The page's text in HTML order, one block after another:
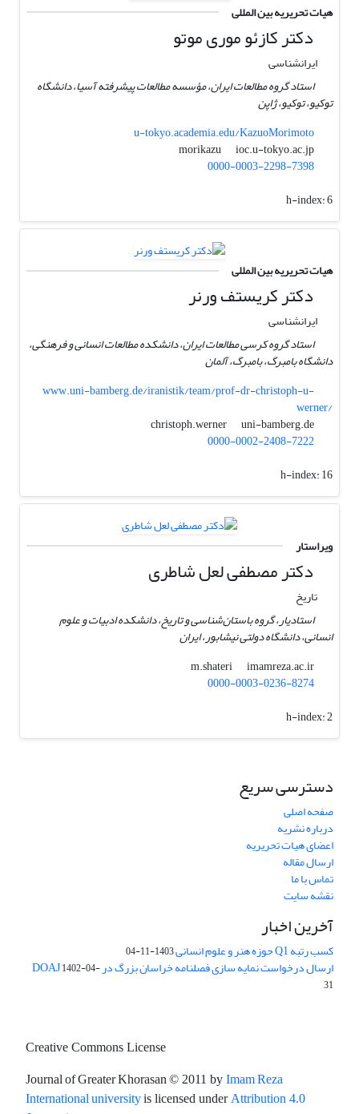
هیات تحریریه بین المللی
دکتر کازئو موری موتو
ایرانشناسی
استاد گروه مطالعات ایران، مؤسسه مطالعات پیشرفته آسیا، دانشگاه
توکیو، توکیو، ژاپن
u-tokyo.academia.edu/KazuoMorimoto
morikazu
ioc.u-tokyo.ac.jp
0000-0003-2298-7398
h-index:6
هیات تحریریه بین المللی
دکتر کریستف ورنر
ایرانشناسی
استاد گروه کرسی مطالعات ایران، دانشکده مطالعات انسانی و فرهنگی،
دانشگاه بامبرگ، بامبرگ، آلمان
www.uni-bamberg.de/iranistik/team/prof-dr-christoph-u-
werner/
christoph.werner
uni-bamberg.de
0000-0002-2408-7222
h-index:16
ویراستار
دکتر مصطفی لعل شاطری
تاریخ
استادیار، گروه باستان‌شناسی و تاریخ، دانشکده ادبیات و علوم
انسانی، دانشگاه دولتی نیشابور، ایران
m.shateri
imamreza.ac.ir
0000-0003-0236-8274
h-index:2
دسترسی سریع
صفحه اصلی
درباره نشریه
اعضای هیات تحریریه
ارسال مقاله
تماس با ما
نقشه سایت
آخرین اخبار
کسب رتبه Q1 حوزه هنر و علوم انسانی 1403-11-04
ارسال درخواست نمایه سازی فصلنامه خراسان بزرگ در DOAJ1402-04-
31
Creative Commons License
Journal of Greater Khorasan© 2011 by Imam Reza
International universityis licensed under Attribution 4.0